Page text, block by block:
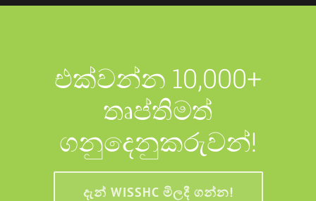
එක්වන්න 10,000+
තෘප්තිමත්
ගනුදෙනුකරුවන්!
දැන් WISSHC මිලදී ගන්න!